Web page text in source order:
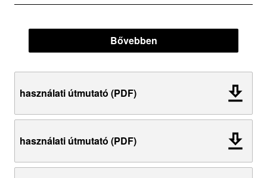
Bővebben
használati útmutató (PDF)
használati útmutató (PDF)